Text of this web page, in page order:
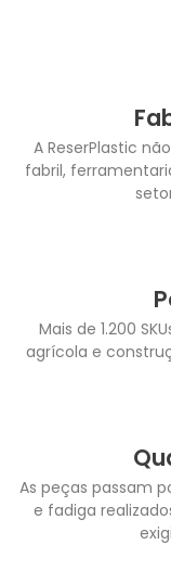
A ReserPlastic
fabril,
Mais de 1.200
agrícola e
As peças passam
e fadiga